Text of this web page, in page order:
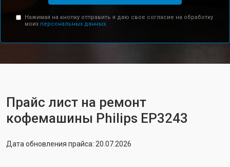
Нажимая на кнопку отправить я даю свое согласие на обработку
моих персональных данных.
Прайс лист на ремонт
кофемашины Philips EP3243
Дата обновления прайса: 20.07.2026